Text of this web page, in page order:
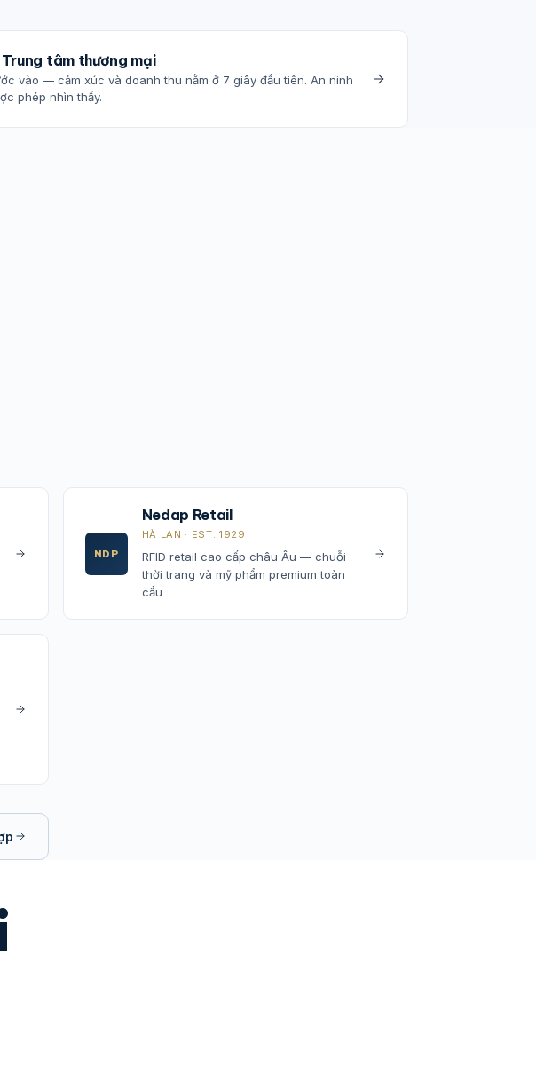
tâm thương mại
vào — cảm xúc và doanh thu nằm ở 7 giây đầu tiên. An ninh
phép nhìn thấy.
NDP
Nedap Retail
HÀ LAN · EST. 1929
RFID retail cao cấp châu Âu — chuỗi
thời trang và mỹ phẩm premium toàn
cầu